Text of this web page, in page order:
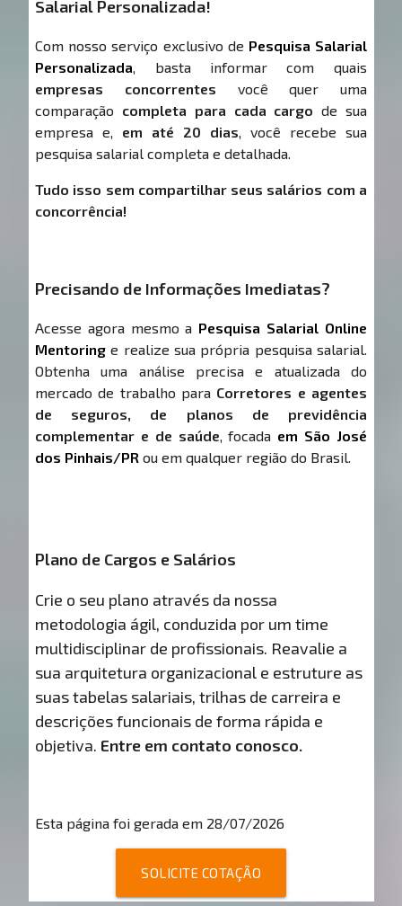
Salarial Personalizada!
Com nosso serviço exclusivo de Pesquisa Salarial
Personalizada, basta informar com quais
empresas concorrentes você quer uma
comparação completa para cada cargo de sua
empresa e, em até 20 dias, você recebe sua
pesquisa salarial completa e detalhada.
Tudo isso sem compartilhar seus salários com a
concorrência!
Precisando de Informações Imediatas?
Acesse agora mesmo a Pesquisa Salarial Online
Mentoring e realize sua própria pesquisa salarial.
Obtenha uma análise precisa e atualizada do
mercado de trabalho para Corretores e agentes
de seguros, de planos de previdência
complementar e de saúde, focada em São José
dos Pinhais/PR ou em qualquer região do Brasil.
Plano de Cargos e Salários
Crie o seu plano através da nossa
metodologia ágil, conduzida por um time
multidisciplinar de profissionais. Reavalie a
sua arquitetura organizacional e estruture as
suas tabelas salariais, trilhas de carreira e
descrições funcionais de forma rápida e
objetiva. Entre em contato conosco.
Esta página foi gerada em 28/07/2026
SOLICITE COTAÇÃO